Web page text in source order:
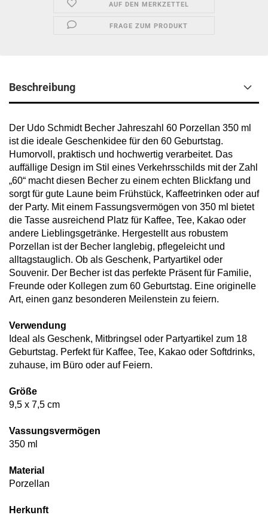
AUF DEN MERKZETTEL
FRAGE ZUM PRODUKT
Beschreibung
Der Udo Schmidt Becher Jahreszahl 60 Porzellan 350 ml
ist die ideale Geschenkidee für den 60 Geburtstag.
Humorvoll, praktisch und hochwertig verarbeitet. Das
auffällige Design im Stil eines Verkehrsschilds mit der Zahl
„60“ macht diesen Becher zu einem echten Blickfang und
sorgt für gute Laune beim Frühstück, Kaffeetrinken oder auf
der Party. Mit einem Fassungsvermögen von 350 ml bietet
die Tasse ausreichend Platz für Kaffee, Tee, Kakao oder
andere Lieblingsgetränke. Hergestellt aus robustem
Porzellan ist der Becher langlebig, pflegeleicht und
alltagstauglich. Ob als Geschenk, Partyartikel oder
Souvenir. Der Becher ist das perfekte Präsent für Familie,
Freunde oder Kollegen zum 60 Geburtstag. Eine originelle
Art, einen ganz besonderen Meilenstein zu feiern.
Verwendung
Ideal als Geschenk, Mitbringsel oder Partyartikel zum 18
Geburtstag. Perfekt für Kaffee, Tee, Kakao oder Softdrinks,
zuhause, im Büro oder auf Feiern.
Größe
9,5 x 7,5 cm
Vassungsvermögen
350 ml
Material
Porzellan
Herkunft